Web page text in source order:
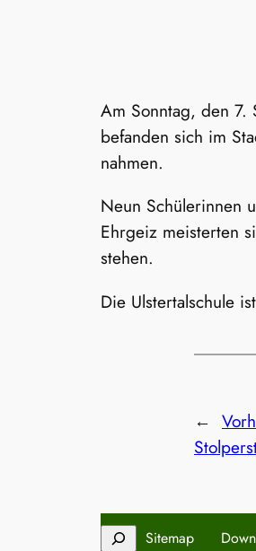
Am Sonntag, den 7.
befanden sich im
nahmen.
Neun Schülerinnen
Ehrgeiz meisterten
stehen.
Die Ulstertalschule
←
SuchenSitemap